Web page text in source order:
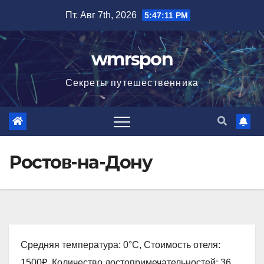
содержимому
Пт. Авг 7th, 2026 5:47:13 PM
wmrspon
Секреты путешественника
Ростов-на-Дону
Средняя температура: 0°C, Стоимость отеля: